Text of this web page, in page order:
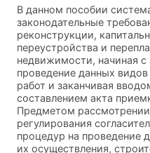
В данном пособии
законодательные
реконструкции,
переустройства и
недвижимости, начиная с
проведение данных
работ и заканчивая
составлением акта
Предметом
регулирования
процедур на проведение
их осуществления,